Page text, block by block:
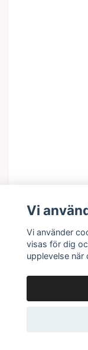
Vi
Vi använder
visas för dig
upplevelse när